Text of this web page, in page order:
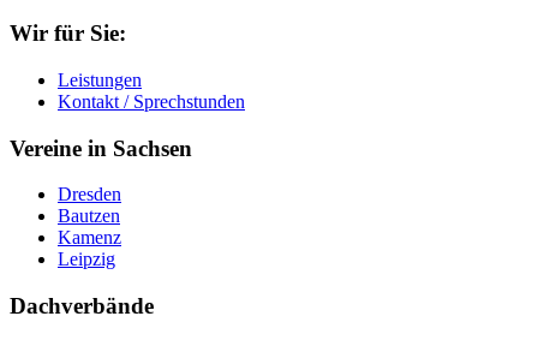
Wir für Sie:
Leistungen
Kontakt / Sprechstunden
Vereine in Sachsen
Dresden
Bautzen
Kamenz
Leipzig
Dachverbände